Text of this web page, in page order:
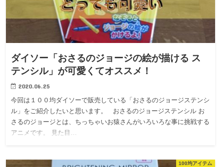
ダイソー「おさるのジョージの絵が描ける ス
テンシル」が可愛くてオススメ！
2020.06.25
今回は１００均ダイソーで販売している「おさるのジョージステンシ
ル」をご紹介したいと思います。 おさるのジョージステンシル お
さるのジョージとは、ちっちゃいお猿さんがいろいろな事に挑戦する
アニメです。 見た目…
100均アイテム